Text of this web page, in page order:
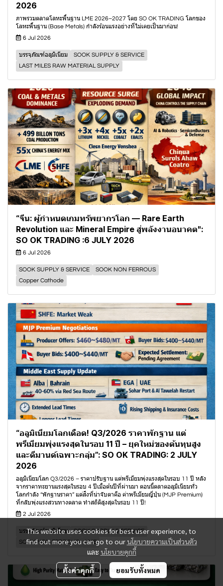
2026
ภาพรวมตลาดโลหะพื้นฐาน LME 2026–2027 โดย SO OK TRADING โลกของ
โลหะพื้นฐาน (Base Metals) กำลังร้อนแรงอย่างที่ไม่เคยเป็นมาก่อน!
6 Jul 2026
บรรจุภัณฑ์อลูมิเนียม
SOOK SUPPLY & SERVICE
LAST MILES RAW MATERIAL SUPPLY
“จีน: ผู้กำหนดเกมทรัพยากรโลก — Rare Earth
Revolution และ Mineral Empire สู่พลังงานอนาคต":
SO OK TRADING :6 JULY 2026
6 Jul 2026
SOOK SUPPLY & SERVICE
SOOK NON FERROUS
Copper Cathode
“อลูมิเนียมโลกเดือด! Q3/2026 ราคาพักฐาน แต่
พรีเมียมพุ่งแรงสุดในรอบ 11 ปี – ยุคใหม่ของต้นทุนสูง
และดีมานด์เฉพาะกลุ่ม”: SO OK TRADING: 2 JULY
2026
อลูมิเนียมโลก Q3/2026 – ราคาปรับฐาน แต่พรีเมียมพุ่งแรงสุดในรอบ 11 ปี หลัง
จากราคาทะยานแรงสุดในรอบ 4 ปีเมื่อต้นปีที่ผ่านมา ตอนนี้ตลาดอลูมิเนียมทั่ว
โลกกำลัง “พักฐานราคา” แต่สิ่งที่น่าจับตาคือ ค่าพรีเมียมญี่ปุ่น (MJP Premium)
ที่กลับพุ่งแรงสวนทางตลาด ทำสถิติสูงสุดในรอบ 11 ปี!
2 Jul 2026
บรรจุภัณฑ์อลูมิเนียม
SOOK SUPPLY & SERVICE
SOOK NON FERROUS
LME
This website uses cookies for best user experience, to
find out more you can go to our นโยบายความเป็นส่วนตัว
และ นโยบายคุกกี้
ตั้งค่าคุกกี้ ยอมรับทั้งหมด